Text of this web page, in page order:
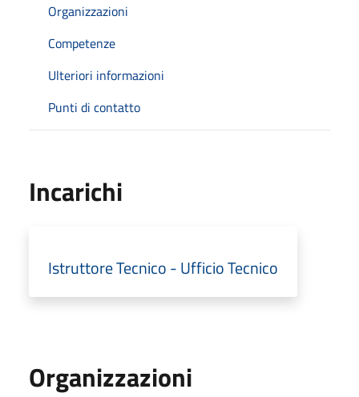
Organizzazioni
Competenze
Ulteriori informazioni
Punti di contatto
Incarichi
Istruttore Tecnico - Ufficio Tecnico
Organizzazioni